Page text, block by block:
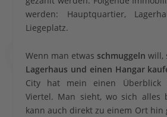
werden: Hauptquartier,
Liegeplatz.
Wenn man etwas schmuggeln will,
Lagerhaus und einen Hangar
City hat mein einen Überblick
Viertel. Man sieht, wo sich alles
kann auch direkt zu einem Ort hin